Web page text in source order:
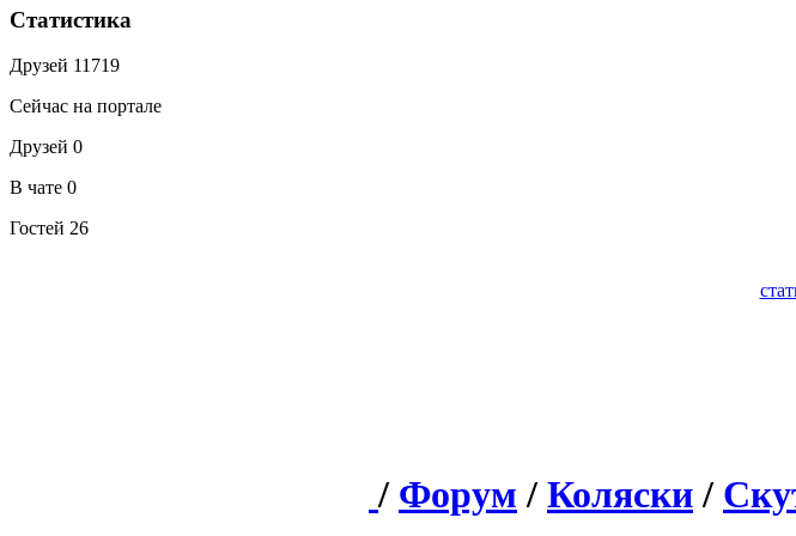
Статистика
Друзей 11719
Сейчас на портале
Друзей 0
В чате 0
Гостей 26
/ Форум / Коляски /